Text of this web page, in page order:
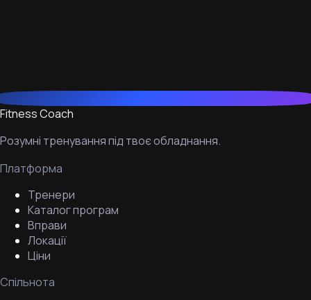
Fitness Coach
Розумні тренування під твоє обладнання.
Платформа
Тренери
Каталог програм
Вправи
Локації
Ціни
Спільнота